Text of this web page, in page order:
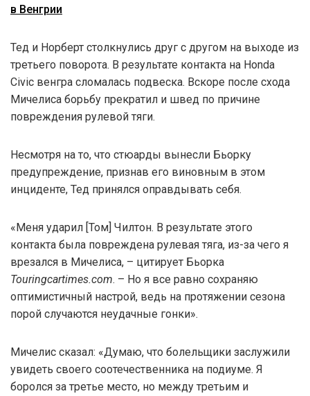
в Венгрии
Тед и Норберт столкнулись друг с другом на выходе из
третьего поворота. В результате контакта на Honda
Civic венгра сломалась подвеска. Вскоре после схода
Мичелиса борьбу прекратил и швед по причине
повреждения рулевой тяги.
Несмотря на то, что стюарды вынесли Бьорку
предупреждение, признав его виновным в этом
инциденте, Тед принялся оправдывать себя.
«Меня ударил [Том] Чилтон. В результате этого
контакта была повреждена рулевая тяга, из-за чего я
врезался в Мичелиса, – цитирует Бьорка
Touringcartimes.com. – Но я все равно сохраняю
оптимистичный настрой, ведь на протяжении сезона
порой случаются неудачные гонки».
Мичелис сказал: «Думаю, что болельщики заслужили
увидеть своего соотечественника на подиуме. Я
боролся за третье место, но между третьим и